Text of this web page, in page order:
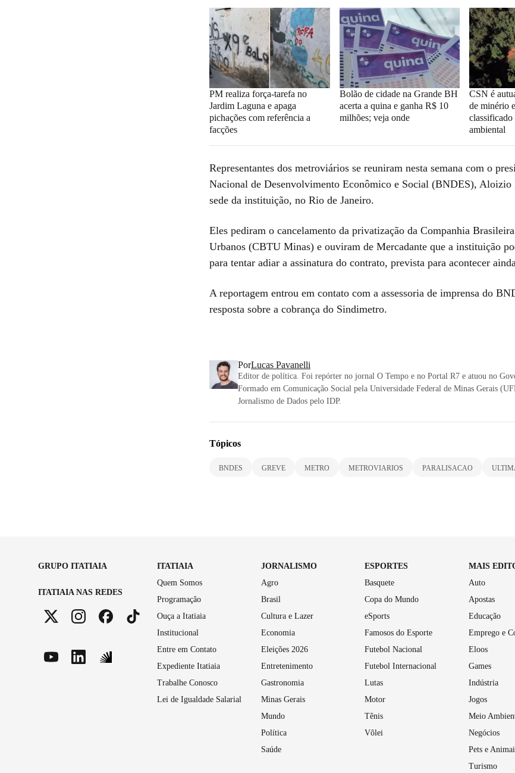
PM realiza força-tarefa no
Jardim Laguna e apaga
pichações com referência a
facções
Bolão de cidade na Grande BH
acerta a quina e ganha R$ 10
milhões; veja onde
CSN é
de minério
ambiental
Representantes dos metroviários se reuniram nesta semana com o
Nacional de Desenvolvimento Econômico e Social (BNDES), Aloizio
sede da instituição, no Rio de Janeiro.
Eles pediram o cancelamento da privatização da Companhia
Urbanos (CBTU Minas) e ouviram de Mercadante que a instituição
para tentar adiar a assinatura do contrato, prevista para acontecer
A reportagem entrou em contato com a assessoria de imprensa do
resposta sobre a cobrança do Sindimetro.
PorLucas Pavanelli
Editor de política. Foi repórter no jornal O Tempo e no Portal R7 e atuou no
Formado em Comunicação Social pela Universidade Federal de Minas Gerais
Jornalismo de Dados pelo IDP.
Tópicos
BNDES GREVE METRO METROVIARIOS PARALISACAO
GRUPO ITATIAIA
ITATIAIA NAS REDES
ITATIAIA
Quem Somos
Programação
Ouça a Itatiaia
Institucional
Entre em Contato
Expediente Itatiaia
Trabalhe Conosco
Lei de Igualdade Salarial
JORNALISMO
Agro
Brasil
Cultura e Lazer
Economia
Eleições 2026
Entretenimento
Gastronomia
Minas Gerais
Mundo
Política
Saúde
ESPORTES
Basquete
Copa do Mundo
eSports
Famosos do Esporte
Futebol Nacional
Futebol Internacional
Lutas
Motor
Tênis
Vôlei
MAIS
Auto
Apostas
Educação
Emprego e
Eloos
Games
Indústria
Jogos
Meio
Negócios
Pets e
Turismo